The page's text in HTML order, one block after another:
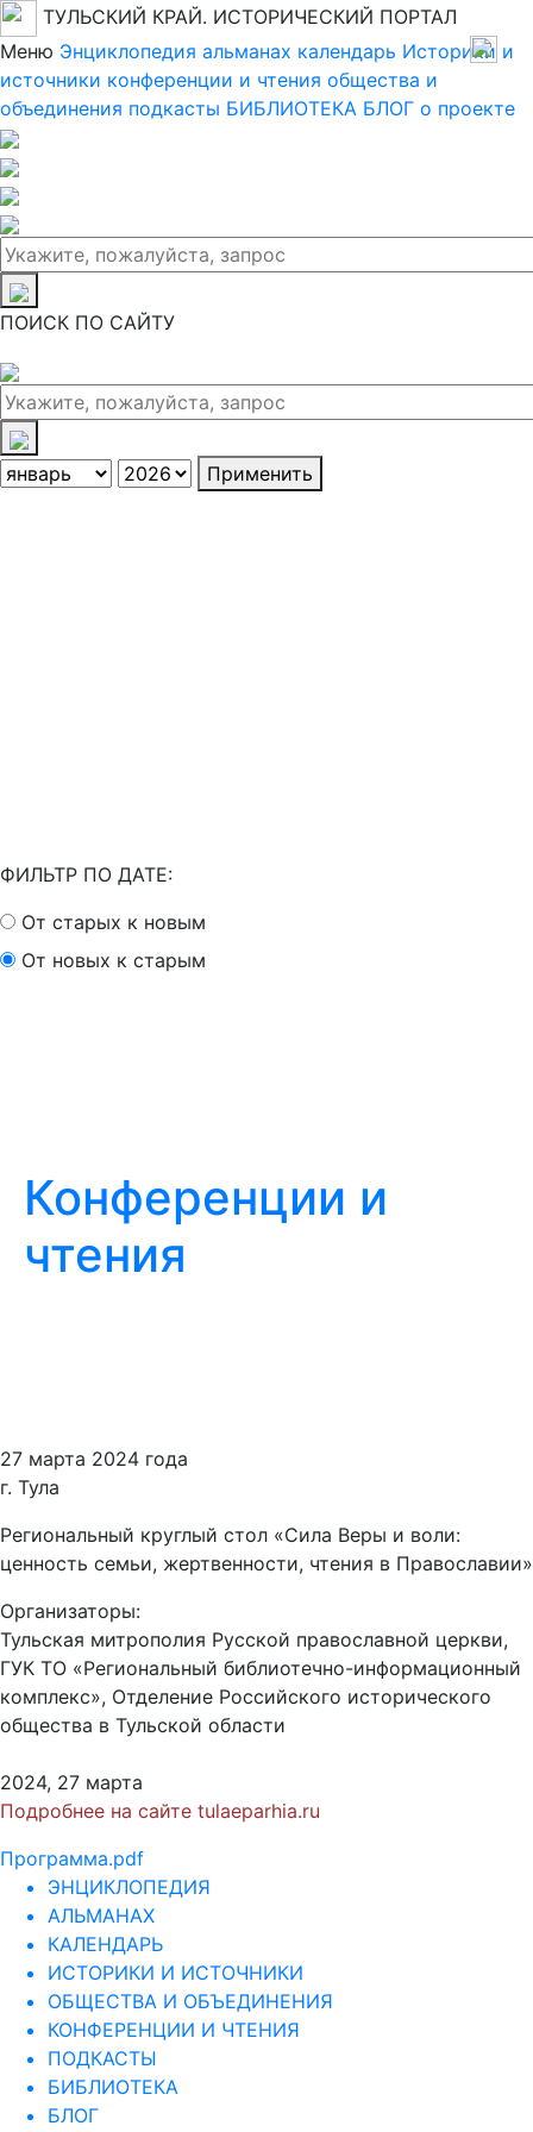
ТУЛЬСКИЙ КРАЙ. ИСТОРИЧЕСКИЙ ПОРТАЛ
Меню Энциклопедия альманах календарь Историки и
источники конференции и чтения общества и
объединения подкасты БИБЛИОТЕКА БЛОГ о проекте
ПОИСК ПО САЙТУ
Применить
ФИЛЬТР ПО ДАТЕ:
От старых к новым
От новых к старым
Конференции и
чтения
27 марта 2024 года
г. Тула
Региональный круглый стол «Сила Веры и воли:
ценность семьи, жертвенности, чтения в Православии»
Организаторы:
Тульская митрополия Русской православной церкви,
ГУК ТО «Региональный библиотечно-информационный
комплекс», Отделение Российского исторического
общества в Тульской области
2024, 27 марта
Подробнее на сайте tulaeparhia.ru
Программа.pdf
ЭНЦИКЛОПЕДИЯ
АЛЬМАНАХ
КАЛЕНДАРЬ
ИСТОРИКИ И ИСТОЧНИКИ
ОБЩЕСТВА И ОБЪЕДИНЕНИЯ
КОНФЕРЕНЦИИ И ЧТЕНИЯ
ПОДКАСТЫ
БИБЛИОТЕКА
БЛОГ